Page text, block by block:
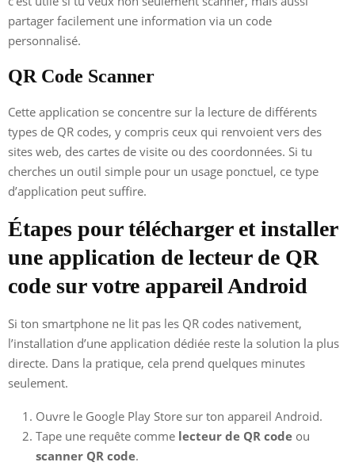
partager facilement une information via un code
personnalisé.
QR Code Scanner
Cette application se concentre sur la lecture de différents
types de QR codes, y compris ceux qui renvoient vers des
sites web, des cartes de visite ou des coordonnées. Si tu
cherches un outil simple pour un usage ponctuel, ce type
d’application peut suffire.
Étapes pour télécharger et installer
une application de lecteur de QR
code sur votre appareil Android
Si ton smartphone ne lit pas les QR codes nativement,
l’installation d’une application dédiée reste la solution la plus
directe. Dans la pratique, cela prend quelques minutes
seulement.
Ouvre le Google Play Store sur ton appareil Android.
Tape une requête comme lecteur de QR code ou
scanner QR code.